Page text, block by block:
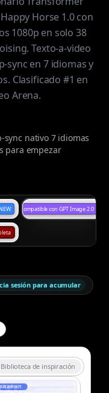
Horse 1.0 con
1080p en solo 38
Texto-a-video
sync en 7 idiomas y
Clasificado #1 en
Arena.
sync nativo 7 idiomas
para empezar
Omni Generación de imagen
Compatible con GPT Image 2.0
sesión para acumular
Biblioteca de inspiración